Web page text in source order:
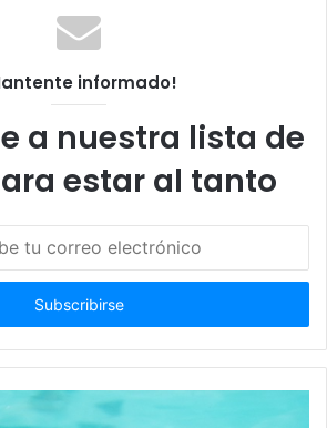
informado!
a nuestra lista de
estar al tanto